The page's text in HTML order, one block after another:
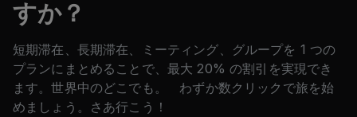
すか？
短期滞在、長期滞在、ミーティング、グループを 1 つの
プランにまとめることで、最大 20% の割引を実現でき
ます。世界中のどこでも。 わずか数クリックで旅を始
めましょう。さあ行こう！